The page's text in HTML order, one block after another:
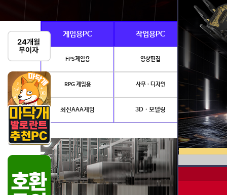
게임용PC 작업용PC Ai · 전
FPS게임용 영상편집
RPG 게임용 사무 · 디자인
최신AAA게임 3D · 모델링 NVIDIA